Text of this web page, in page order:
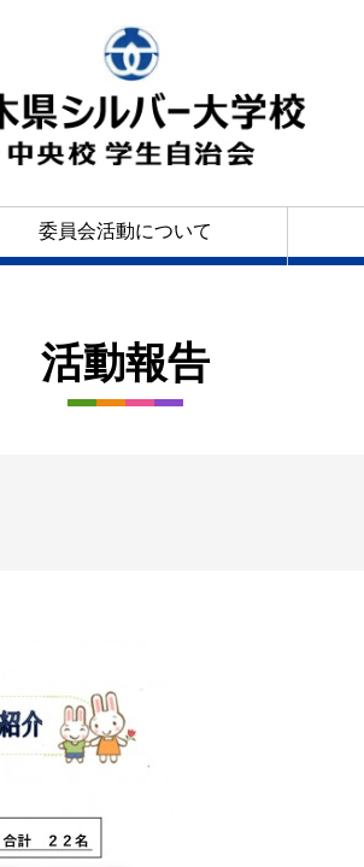
委員会活動について
活動報告